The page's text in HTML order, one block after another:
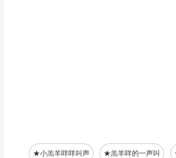
★小羔羊咩咩叫声 ★羔羊咩的一声叫